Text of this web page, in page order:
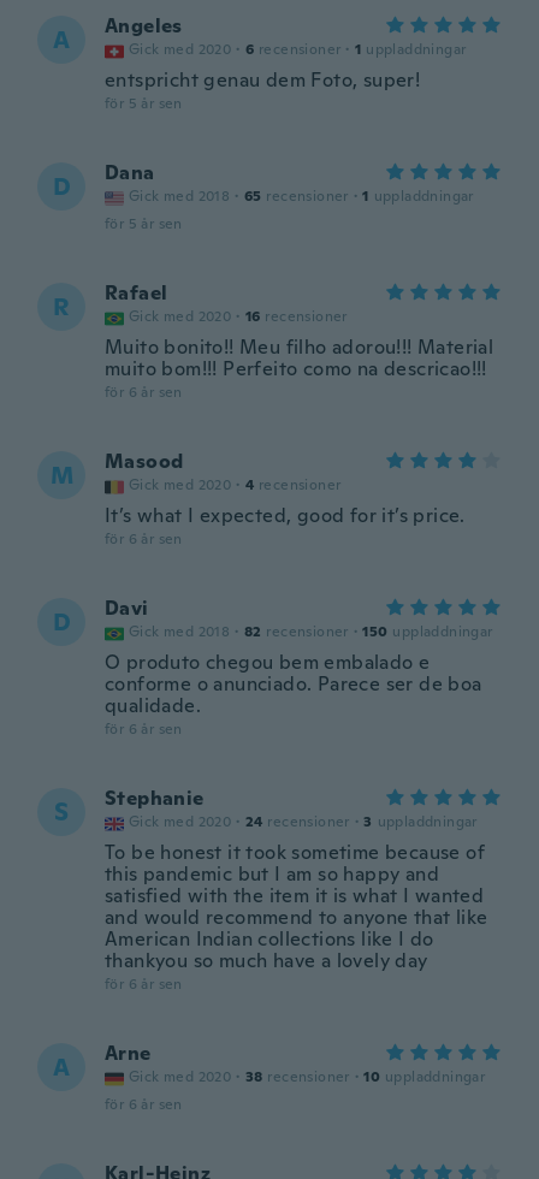
A Angeles
Gick med 2020 · 6 recensioner · 1 uppladdningar
entspricht genau dem Foto, super!
för 5 år sen
D Dana
Gick med 2018 · 65 recensioner · 1 uppladdningar
för 5 år sen
R Rafael
Gick med 2020 · 16 recensioner
Muito bonito!! Meu filho adorou!!! Material
muito bom!!! Perfeito como na descricao!!!
för 6 år sen
M Masood
Gick med 2020 · 4 recensioner
It’s what I expected, good for it’s price.
för 6 år sen
D Davi
Gick med 2018 · 82 recensioner · 150 uppladdningar
O produto chegou bem embalado e
conforme o anunciado. Parece ser de boa
qualidade.
för 6 år sen
S Stephanie
Gick med 2020 · 24 recensioner · 3 uppladdningar
To be honest it took sometime because of
this pandemic but I am so happy and
satisfied with the item it is what I wanted
and would recommend to anyone that like
American Indian collections like I do
thankyou so much have a lovely day
för 6 år sen
A Arne
Gick med 2020 · 38 recensioner · 10 uppladdningar
för 6 år sen
Karl-Heinz